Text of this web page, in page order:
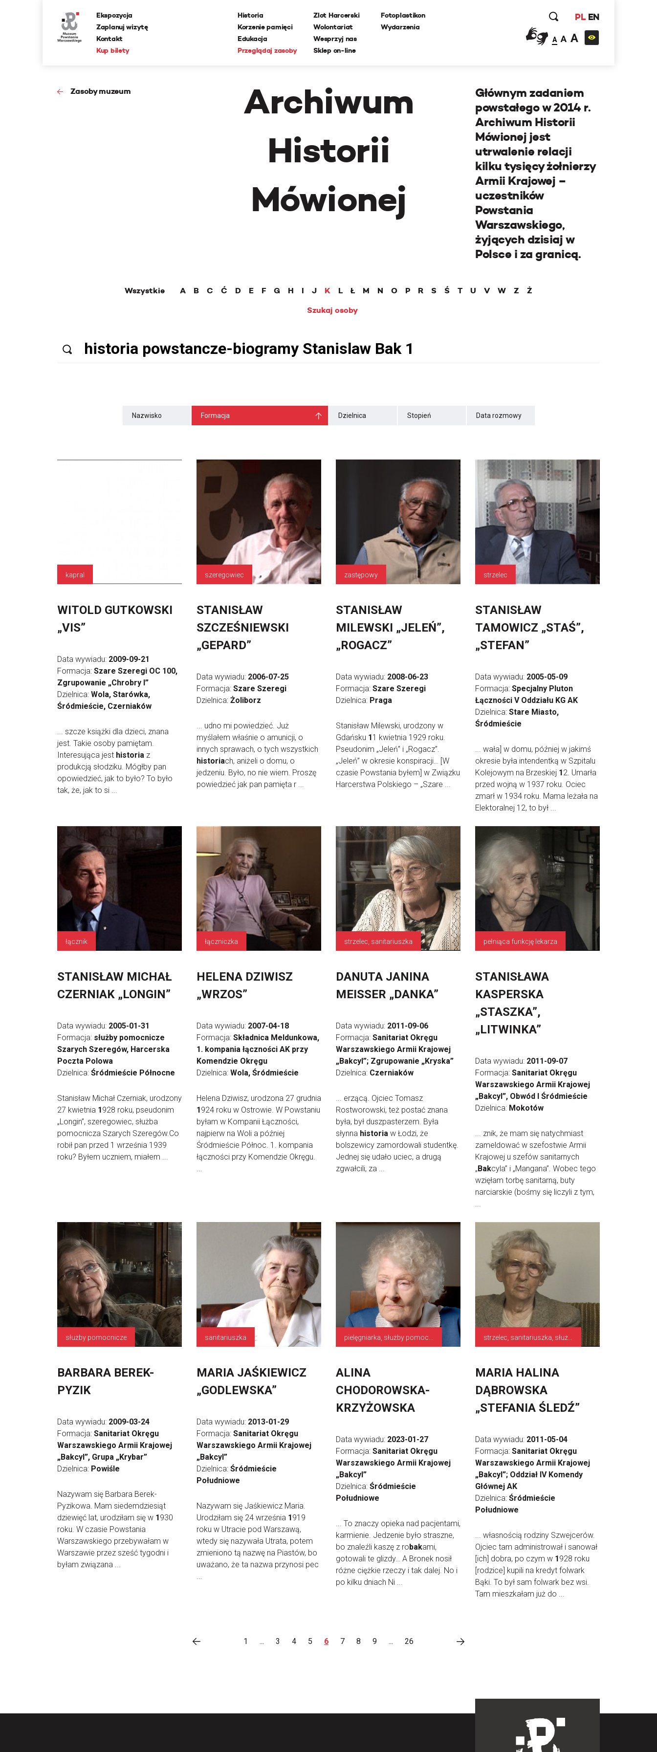
Ekspozycja
Zaplanuj wizytę
Kontakt
Kup bilety
Historia
Korzenie pamięci
Edukacja
Przeglądaj zasoby
Zlot Harcerski
Wolontariat
Wesprzyj nas
Sklep on-line
Fotoplastikon
Wydarzenia
PL EN
A A A
Zasoby muzeum
Archiwum
Historii
Mówionej
Głównym zadaniem
powstałego w 2014 r.
Archiwum Historii
Mówionej jest
utrwalenie relacji
kilku tysięcy żołnierzy
Armii Krajowej –
uczestników
Powstania
Warszawskiego,
żyjących dzisiaj w
Polsce i za granicą.
Wszystkie A B C Ć D E F G H I J K L Ł M N O P R S Ś T U V W Z
Ż
Szukaj osoby
Nazwisko Formacja Dzielnica Stopień Data rozmowy
kapral
WITOLD GUTKOWSKI
„VIS”
Data wywiadu: 2009-09-21
Formacja: Szare Szeregi OC 100,
Zgrupowanie „Chrobry I”
Dzielnica: Wola, Starówka,
Śródmieście, Czerniaków
... szcze książki dla dzieci, znana
jest. Takie osoby pamiętam.
Interesująca jest historia z
produkcją słodziku. Mógłby pan
opowiedzieć, jak to było? To było
tak, że, jak to si ...
szeregowiec
STANISŁAW
SZCZEŚNIEWSKI
„GEPARD”
Data wywiadu: 2006-07-25
Formacja: Szare Szeregi
Dzielnica: Żoliborz
... udno mi powiedzieć. Już
myślałem właśnie o amunicji, o
innych sprawach, o tych wszystkich
historiach, aniżeli o domu, o
jedzeniu. Było, no nie wiem. Proszę
powiedzieć jak pan pamięta r ...
zastępowy
STANISŁAW
MILEWSKI „JELEŃ”,
„ROGACZ”
Data wywiadu: 2008-06-23
Formacja: Szare Szeregi
Dzielnica: Praga
Stanisław Milewski, urodzony w
Gdańsku 11 kwietnia 1929 roku.
Pseudonim „Jeleń” i „Rogacz”.
„Jeleń” w okresie konspiracji… [W
czasie Powstania byłem] w Związku
Harcerstwa Polskiego – „Szare ...
strzelec
STANISŁAW
TAMOWICZ „STAŚ”,
„STEFAN”
Data wywiadu: 2005-05-09
Formacja: Specjalny Pluton
Łączności V Oddziału KG AK
Dzielnica: Stare Miasto,
Śródmieście
... wała] w domu, później w jakimś
okresie była intendentką w Szpitalu
Kolejowym na Brzeskiej 12. Umarła
przed wojną w 1937 roku. Ociec
zmarł w 1934 roku. Mama leżała na
Elektoralnej 12, to był ...
łącznik
STANISŁAW MICHAŁ
CZERNIAK „LONGIN”
Data wywiadu: 2005-01-31
Formacja: służby pomocnicze
Szarych Szeregów, Harcerska
Poczta Polowa
Dzielnica: Śródmieście Północne
Stanisław Michał Czerniak, urodzony
27 kwietnia 1928 roku, pseudonim
„Longin”, szeregowiec, służba
pomocnicza Szarych Szeregów.Co
robił pan przed 1 września 1939
roku? Byłem uczniem, miałem ...
łączniczka
HELENA DZIWISZ
„WRZOS”
Data wywiadu: 2007-04-18
Formacja: Składnica Meldunkowa,
1. kompania łączności AK przy
Komendzie Okręgu
Dzielnica: Wola, Śródmieście
Helena Dziwisz, urodzona 27 grudnia
1924 roku w Ostrowie. W Powstaniu
byłam w Kompanii Łączności,
najpierw na Woli a później
Śródmieście Północ. 1. kompania
łączności przy Komendzie Okręgu.
...
strzelec, sanitariuszka
DANUTA JANINA
MEISSER „DANKA”
Data wywiadu: 2011-09-06
Formacja: Sanitariat Okręgu
Warszawskiego Armii Krajowej
„Bakcyl”; Zgrupowanie „Kryska”
Dzielnica: Czerniaków
... erzącą. Ojciec Tomasz
Rostworowski, też postać znana
była, był duszpasterzem. Była
słynna historia w Łodzi, że
bolszewicy zamordowali studentkę.
Jednej się udało uciec, a drugą
zgwałcili, za ...
pełniąca funkcję lekarza
STANISŁAWA
KASPERSKA
„STASZKA”,
„LITWINKA”
Data wywiadu: 2011-09-07
Formacja: Sanitariat Okręgu
Warszawskiego Armii Krajowej
„Bakcyl”, Obwód I Śródmieście
Dzielnica: Mokotów
... znik, że mam się natychmiast
zameldować w szefostwie Armii
Krajowej u szefów sanitarnych
„Bakcyla” i „Mangana”. Wobec tego
wzięłam torbę sanitarną, buty
narciarskie (bośmy się liczyli z tym,
...
służby pomocnicze
BARBARA BEREK-
PYZIK
Data wywiadu: 2009-03-24
Formacja: Sanitariat Okręgu
Warszawskiego Armii Krajowej
„Bakcyl”, Grupa „Krybar”
Dzielnica: Powiśle
Nazywam się Barbara Berek-
Pyzikowa. Mam siedemdziesiąt
dziewięć lat, urodziłam się w 1930
roku. W czasie Powstania
Warszawskiego przebywałam w
Warszawie przez sześć tygodni i
byłam związana ...
sanitariuszka
MARIA JAŚKIEWICZ
„GODLEWSKA”
Data wywiadu: 2013-01-29
Formacja: Sanitariat Okręgu
Warszawskiego Armii Krajowej
„Bakcyl”
Dzielnica: Śródmieście
Południowe
Nazywam się Jaśkiewicz Maria.
Urodziłam się 24 września 1919
roku w Utracie pod Warszawą,
wtedy się nazywała Utrata, potem
zmieniono tą nazwę na Piastów, bo
uważano, że ta nazwa przynosi pec
...
ALINA
CHODOROWSKA-
KRZYŻOWSKA
Data wywiadu: 2023-01-27
Formacja: Sanitariat Okręgu
Warszawskiego Armii Krajowej
„Bakcyl”
Dzielnica: Śródmieście
Południowe
... To znaczy opieka nad pacjentami,
karmienie. Jedzenie było straszne,
bo znaleźli kaszę z robakami,
gotowali te glizdy… A Bronek nosił
różne ciężkie rzeczy i tak dalej. No i
po kilku dniach Ni ...
MARIA HALINA
DĄBROWSKA
„STEFANIA ŚLEDŹ”
Data wywiadu: 2011-05-04
Formacja: Sanitariat Okręgu
Warszawskiego Armii Krajowej
„Bakcyl”; Oddział IV Komendy
Głównej AK
Dzielnica: Śródmieście
Południowe
... własnością rodziny Szwejcerów.
Ojciec tam administrował i sanował
[ich] dobra, po czym w 1928 roku
[rodzice] kupili na kredyt folwark
Bąki. To był sam folwark bez wsi.
Tam mieszkałam już do ...
1 ... 3 4 5 6 7 8 9 ... 26